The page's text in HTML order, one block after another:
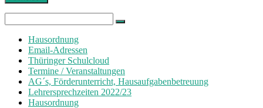
for:
Hausordnung
Email-Adressen
Thüringer Schulcloud
Termine / Veranstaltungen
AG´s, Förderunterricht, Hausaufgabenbetreuung
Lehrersprechzeiten 2022/23
Hausordnung